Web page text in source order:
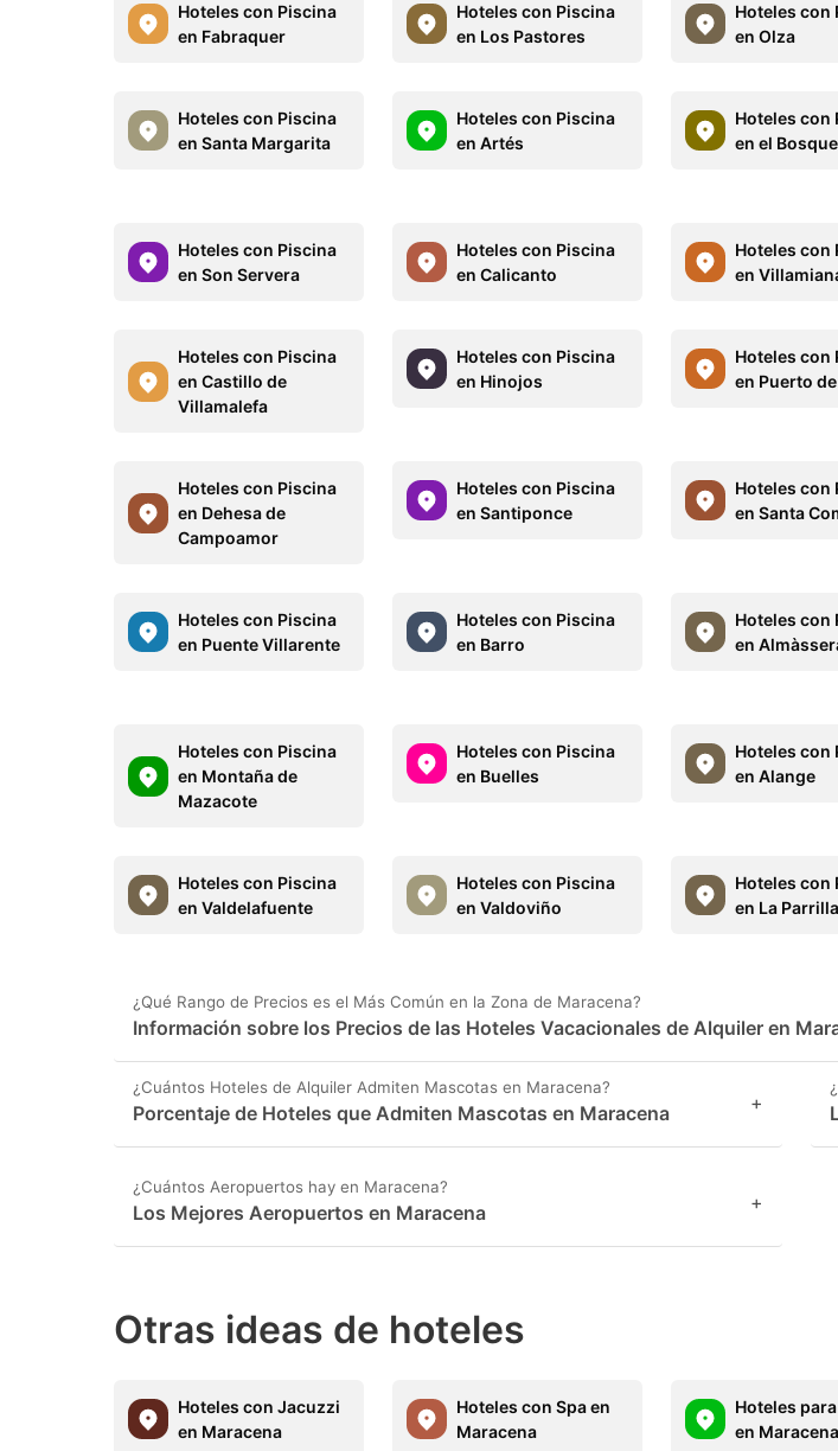
Hoteles con Piscina
en Fabraquer
Hoteles con Piscina
en Los Pastores
Hoteles con
en Olza
Hoteles con Piscina
en Santa Margarita
Hoteles con Piscina
en Artés
Hoteles con
en el
Hoteles con Piscina
en Son Servera
Hoteles con Piscina
en Calicanto
Hoteles con
en
Hoteles con Piscina
en Castillo de
Villamalefa
Hoteles con Piscina
en Hinojos
Hoteles con
en Puerto
Hoteles con Piscina
en Dehesa de
Campoamor
Hoteles con Piscina
en Santiponce
Hoteles con
en Santa
Hoteles con Piscina
en Puente Villarente
Hoteles con Piscina
en Barro
Hoteles con
en
Hoteles con Piscina
en Montaña de
Mazacote
Hoteles con Piscina
en Buelles
Hoteles con
en Alange
Hoteles con Piscina
en Valdelafuente
Hoteles con Piscina
en Valdoviño
Hoteles con
en La Parrilla
¿Qué Rango de Precios es el Más Común en la Zona de Maracena?
Información sobre los Precios de las Hoteles Vacacionales de Alquiler en
¿Cuántos Hoteles de Alquiler Admiten Mascotas en Maracena?
Porcentaje de Hoteles que Admiten Mascotas en Maracena +
¿Cuántos Aeropuertos hay en Maracena?
Los Mejores Aeropuertos en Maracena +
Otras ideas de hoteles
Hoteles con Jacuzzi
en Maracena
Hoteles con Spa en
Maracena
Hoteles
en Maracena